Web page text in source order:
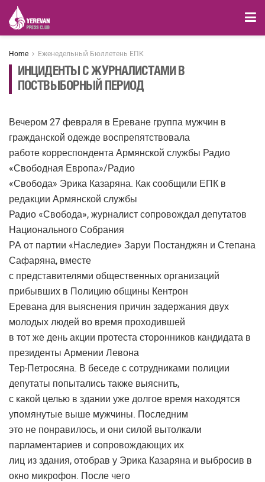
Home Еженедельный Бюллетень ЕПК
ИНЦИДЕНТЫ С ЖУРНАЛИСТАМИ В
ПОСТВЫБОРНЫЙ ПЕРИОД
Вечером 27 февраля в Ереване группа мужчин в
гражданской одежде воспрепятствовала
работе корреспондента Армянской службы Радио
«Свободная Европа»/Радио
«Свобода» Эрика Казаряна. Как сообщили ЕПК в
редакции Армянской службы
Радио «Свобода», журналист сопровождал депутатов
Национального Собрания
РА от партии «Наследие» Заруи Постанджян и Степана
Сафаряна, вместе
с представителями общественных организаций
прибывших в Полицию общины Кентрон
Еревана для выяснения причин задержания двух
молодых людей во время проходившей
в тот же день акции протеста сторонников кандидата в
президенты Армении Левона
Тер-Петросяна. В беседе с сотрудниками полиции
депутаты попытались также выяснить,
с какой целью в здании уже долгое время находятся
упомянутые выше мужчины. Последним
это не понравилось, и они силой вытолкали
парламентариев и сопровождающих их
лиц из здания, отобрав у Эрика Казаряна и выбросив в
окно микрофон. После чего